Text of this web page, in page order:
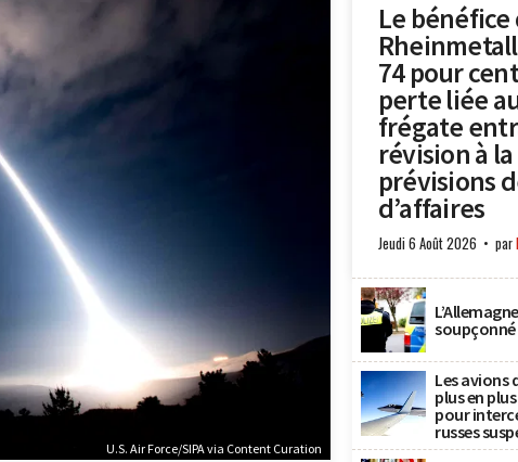
U.S. Air Force/SIPA via Content Curation
Le bénéfice
74 pour
perte liée
frégate
révision à
prévisions
d’affaires
Jeudi 6 Août 2026 par
soupçonné
Les avions
plus en
pour
russes